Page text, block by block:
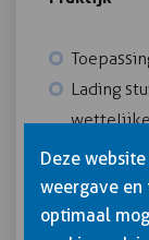
Lading
Juist
Deze
weergave
optimaal